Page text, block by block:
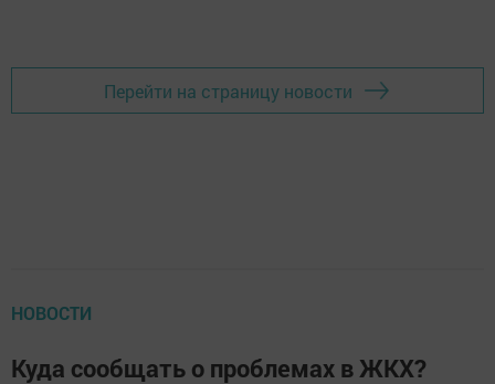
Перейти на страницу новости
НОВОСТИ
Куда сообщать о проблемах в ЖКХ?